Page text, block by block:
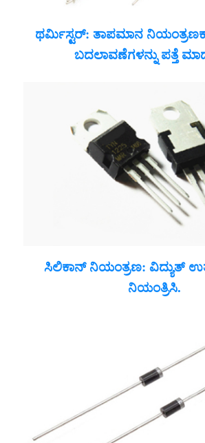
ಥರ್ಮಿಸ್ಟರ್: ತಾಪಮಾನ
ಬದಲಾವಣೆಗಳನ್ನು ಪತ್ತೆ
ಸಿಲಿಕಾನ್ ನಿಯಂತ್ರಣ: ವಿದ್ಯುತ್
ನಿಯಂತ್ರಿಸಿ.